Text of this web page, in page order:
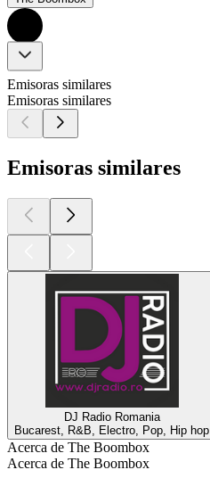
Emisoras similares
Emisoras similares
Emisoras similares
DJ Radio Romania
Bucarest, R&B, Electro, Pop, Hip hop
Acerca de The Boombox
Acerca de The Boombox